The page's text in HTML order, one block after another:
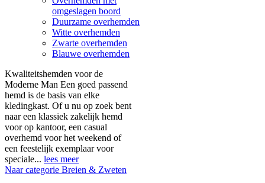
omgeslagen boord
Duurzame overhemden
Witte overhemden
Zwarte overhemden
Blauwe overhemden
Kwaliteitshemden voor de
Moderne Man Een goed passend
hemd is de basis van elke
kledingkast. Of u nu op zoek bent
naar een klassiek zakelijk hemd
voor op kantoor, een casual
overhemd voor het weekend of
een feestelijk exemplaar voor
speciale... lees meer
Naar categorie Breien & Zweten